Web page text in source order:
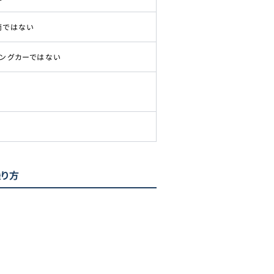
はない
グカーではない
方